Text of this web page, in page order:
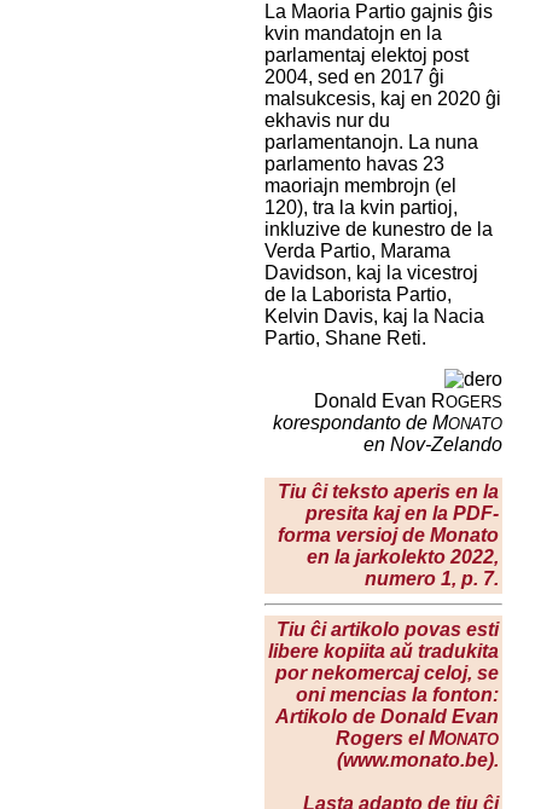
La Maoria Partio gajnis ĝis
kvin mandatojn en la
parlamentaj elektoj post
2004, sed en 2017 ĝi
malsukcesis, kaj en 2020 ĝi
ekhavis nur du
parlamentanojn. La nuna
parlamento havas 23
maoriajn membrojn (el
120), tra la kvin partioj,
inkluzive de kunestro de la
Verda Partio, Marama
Davidson, kaj la vicestroj
de la Laborista Partio,
Kelvin Davis, kaj la Nacia
Partio, Shane Reti.
Donald Evan ROGERS
korespondanto de MONATO
en Nov-Zelando
Tiu ĉi teksto aperis en la
presita kaj en la PDF-
forma versioj de Monato
en la jarkolekto 2022,
numero 1, p. 7.
Tiu ĉi artikolo povas esti
libere kopiita aŭ tradukita
por nekomercaj celoj, se
oni mencias la fonton:
Artikolo de Donald Evan
Rogers el MONATO
(www.monato.be).
Lasta adapto de tiu ĉi